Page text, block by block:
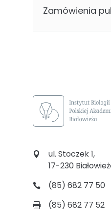
Zamówienia
ul. Stoczek 1,
17-230
(85) 682 77 50
(85) 682 77 52